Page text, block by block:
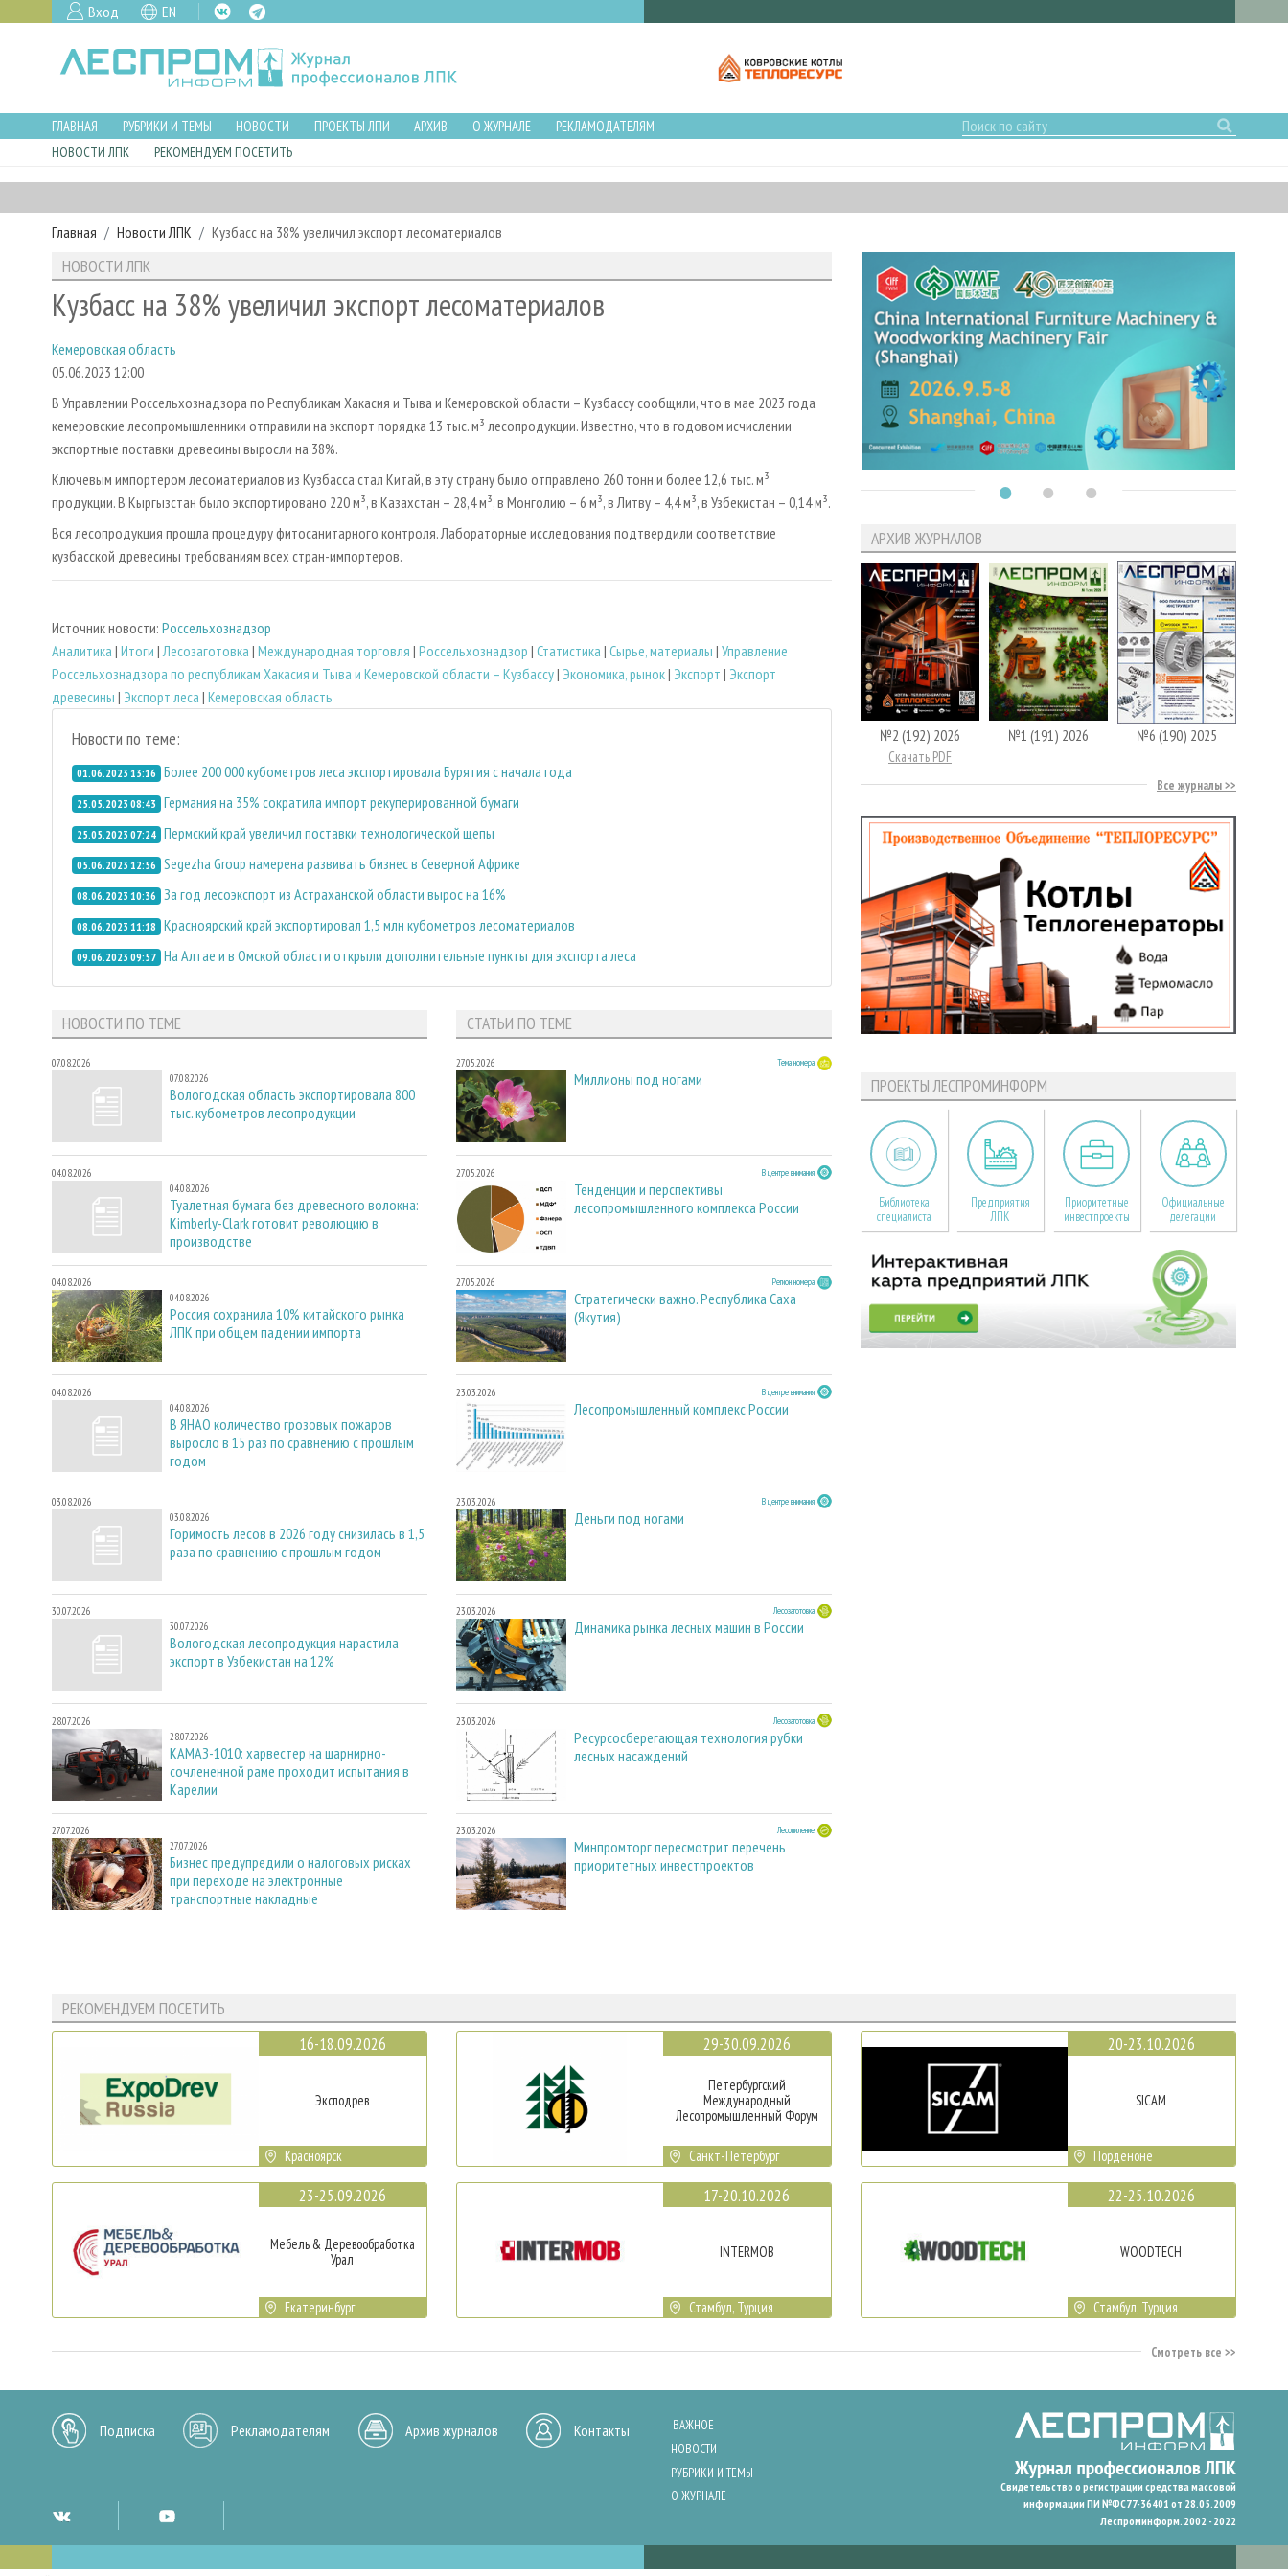
Вход EN
ГЛАВНАЯ РУБРИКИ И ТЕМЫ НОВОСТИ ПРОЕКТЫ ЛПИ АРХИВ О ЖУРНАЛЕ
РЕКЛАМОДАТЕЛЯМ
НОВОСТИ ЛПК
РЕКОМЕНДУЕМ ПОСЕТИТЬ
Главная Новости ЛПК Кузбасс на 38% увеличил экспорт лесоматериалов
НОВОСТИ ЛПК
Кузбасс на 38% увеличил экспорт лесоматериалов
Кемеровская область
05.06.2023 12:00
В Управлении Россельхознадзора по Республикам Хакасия и Тыва и Кемеровской области – Кузбассу сообщили, что в мае 2023 года
кемеровские лесопромышленники отправили на экспорт порядка 13 тыс. м³ лесопродукции. Известно, что в годовом исчислении
экспортные поставки древесины выросли на 38%.
Ключевым импортером лесоматериалов из Кузбасса стал Китай, в эту страну было отправлено 260 тонн и более 12,6 тыс. м³
продукции. В Кыргызстан было экспортировано 220 м³, в Казахстан – 28,4 м³, в Монголию – 6 м³, в Литву – 4,4 м³, в Узбекистан – 0,14 м³.
Вся лесопродукция прошла процедуру фитосанитарного контроля. Лабораторные исследования подтвердили соответствие
кузбасской древесины требованиям всех стран-импортеров.
Источник новости: Россельхознадзор
Аналитика | Итоги | Лесозаготовка | Международная торговля | Россельхознадзор | Статистика | Сырье, материалы | Управление
Россельхознадзора по республикам Хакасия и Тыва и Кемеровской области – Кузбассу| Экономика, рынок| Экспорт | Экспорт
древесины | Экспорт леса | Кемеровская область
Новости по теме:
01.06.2023 13:16 Более 200 000 кубометров леса экспортировала Бурятия с начала года
25.05.2023 08:43 Германия на 35% сократила импорт рекуперированной бумаги
25.05.2023 07:24 Пермский край увеличил поставки технологической щепы
05.06.2023 12:56 Segezha Group намерена развивать бизнес в Северной Африке
08.06.2023 10:36 За год лесоэкспорт из Астраханской области вырос на 16%
08.06.2023 11:18 Красноярский край экспортировал 1,5 млн кубометров лесоматериалов
09.06.2023 09:57 На Алтае и в Омской области открыли дополнительные пункты для экспорта леса
НОВОСТИ ПО ТЕМЕ
07.08.2026
07.08.2026
Вологодская область экспортировала 800
тыс. кубометров лесопродукции
04.08.2026
04.08.2026
Туалетная бумага без древесного волокна:
Kimberly-Clark готовит революцию в
производстве
04.08.2026
04.08.2026
Россия сохранила 10% китайского рынка
ЛПК при общем падении импорта
04.08.2026
04.08.2026
В ЯНАО количество грозовых пожаров
выросло в 15 раз по сравнению с прошлым
годом
03.08.2026
03.08.2026
Горимость лесов в 2026 году снизилась в 1,5
раза по сравнению с прошлым годом
30.07.2026
30.07.2026
Вологодская лесопродукция нарастила
экспорт в Узбекистан на 12%
28.07.2026
28.07.2026
КАМАЗ-1010: харвестер на шарнирно-
сочлененной раме проходит испытания в
Карелии
27.07.2026
27.07.2026
Бизнес предупредили о налоговых рисках
при переходе на электронные
транспортные накладные
СТАТЬИ ПО ТЕМЕ
27.05.2026 Тема номера
Миллионы под ногами
27.05.2026 В центре внимания
Тенденции и перспективы
лесопромышленного комплекса России
27.05.2026 Регион номера
Стратегически важно. Республика Саха
(Якутия)
23.03.2026 В центре внимания
Лесопромышленный комплекс России
23.03.2026 В центре внимания
Деньги под ногами
23.03.2026 Лесозаготовка
Динамика рынка лесных машин в России
23.03.2026 Лесозаготовка
Ресурсосберегающая технология рубки
лесных насаждений
23.03.2026 Лесопиление
Минпромторг пересмотрит перечень
приоритетных инвестпроектов
АРХИВ ЖУРНАЛОВ
№2 (192) 2026
Скачать PDF
№1 (191) 2026 №6 (190) 2025
Все журналы
ПРОЕКТЫ ЛЕСПРОМИНФОРМ
Библиотека
специалиста
Предприятия
ЛПК
Приоритетные
инвестпроекты
Официальные
делегации
РЕКОМЕНДУЕМ ПОСЕТИТЬ
16-18.09.2026
Эксподрев
Красноярск
23-25.09.2026
Мебель & Деревообработка
Урал
Екатеринбург
29-30.09.2026
Петербургский
Международный
Лесопромышленный Форум
Санкт-Петербург
17-20.10.2026
INTERMOB
Стамбул, Турция
20-23.10.2026
SICAM
Порденоне
22-25.10.2026
WOODTECH
Стамбул, Турция
Смотреть все
Подписка Рекламодателям Архив журналов Контакты
ВАЖНОЕ
НОВОСТИ
РУБРИКИ И ТЕМЫ
О ЖУРНАЛЕ
Свидетельство о регистрации средства массовой
информации ПИ №ФС77-36401 от 28.05.2009
Леспроминформ. 2002 - 2022